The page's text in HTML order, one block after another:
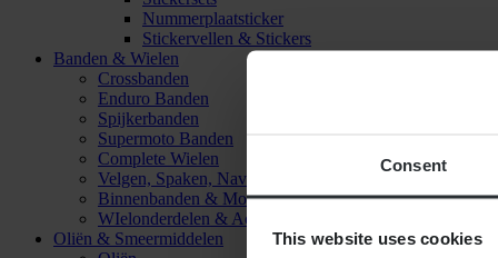
Consent
This website uses cookies
Nummerplaatsticker
Stickervellen & Stickers
Banden & Wielen
Crossbanden
Enduro Banden
Spijkerbanden
Supermoto Banden
Complete Wielen
Velgen, Spaken, Naven & Lagers
Binnenbanden & Mousses
WIelonderdelen & Accessoires
Oliën & Smeermiddelen